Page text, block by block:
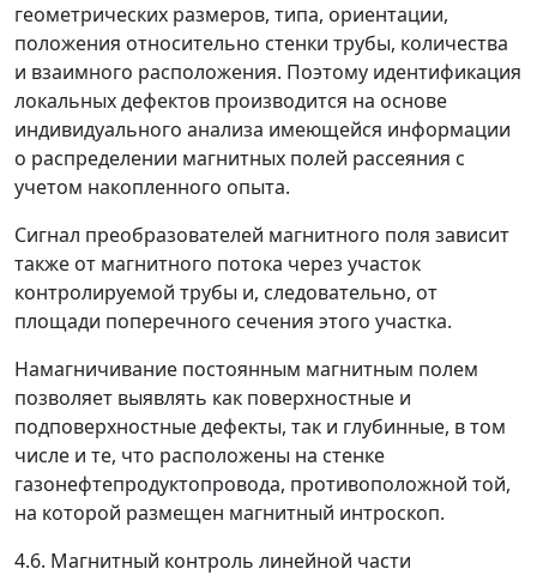
геометрических размеров, типа, ориентации,
положения относительно стенки трубы, количества
и взаимного расположения. Поэтому идентификация
локальных дефектов производится на основе
индивидуального анализа имеющейся информации
о распределении магнитных полей рассеяния с
учетом накопленного опыта.
Сигнал преобразователей магнитного поля зависит
также от магнитного потока через участок
контролируемой трубы и, следовательно, от
площади поперечного сечения этого участка.
Намагничивание постоянным магнитным полем
позволяет выявлять как поверхностные и
подповерхностные дефекты, так и глубинные, в том
числе и те, что расположены на стенке
газонефтепродуктопровода, противоположной той,
на которой размещен магнитный интроскоп.
4.6. Магнитный контроль линейной части